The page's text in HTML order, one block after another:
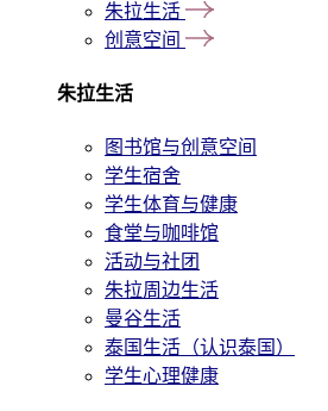
朱拉生活
创意空间
朱拉生活
图书馆与创意空间
学生宿舍
学生体育与健康
食堂与咖啡馆
活动与社团
朱拉周边生活
曼谷生活
泰国生活（认识泰国）
学生心理健康